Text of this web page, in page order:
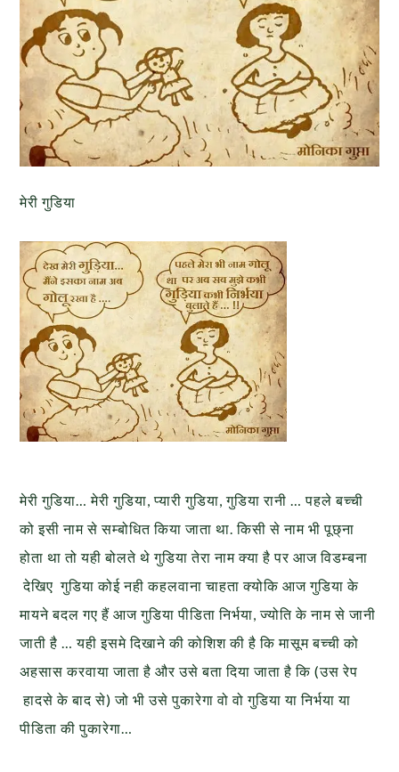
मेरी गुडिया
मेरी गुडिया… मेरी गुडिया, प्यारी गुडिया, गुडिया रानी … पहले बच्ची
को इसी नाम से सम्बोधित किया जाता था. किसी से नाम भी पूछ्ना
होता था तो यही बोलते थे गुडिया तेरा नाम क्या है पर आज विडम्बना
देखिए गुडिया कोई नही कहलवाना चाहता क्योकि आज गुडिया के
मायने बदल गए हैं आज गुडिया पीडिता निर्भया, ज्योति के नाम से जानी
जाती है … यही इसमे दिखाने की कोशिश की है कि मासूम बच्ची को
अहसास करवाया जाता है और उसे बता दिया जाता है कि (उस रेप
हादसे के बाद से) जो भी उसे पुकारेगा वो वो गुडिया या निर्भया या
पीडिता की पुकारेगा…